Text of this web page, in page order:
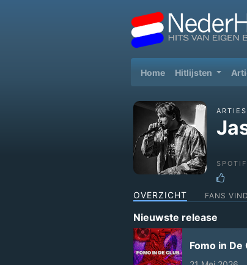
Home(current)
Hitlijsten
OVERZICHT FANS
Nieuwste release
Fomo in De